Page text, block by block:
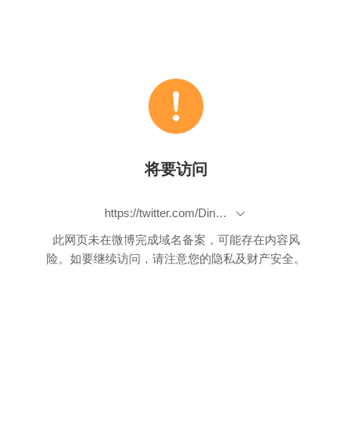
将要访问
https://twitter.com/Dinosn/status/1092819401915723777
此网页未在微博完成域名备案，可能存在内容风
险。如要继续访问，请注意您的隐私及财产安全。